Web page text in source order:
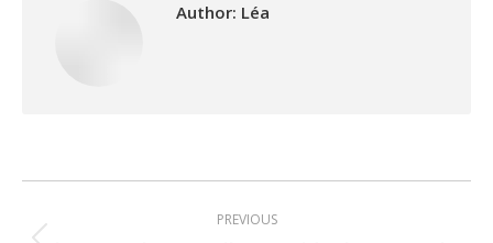
Author: Léa
PREVIOUS